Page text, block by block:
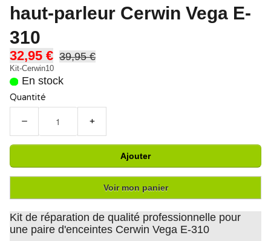
haut-parleur Cerwin Vega E-
310
32,95 € 39,95 €
Kit-Cerwin10
En stock
Quantité
− +
Ajouter
Voir mon panier
Kit de réparation de qualité professionnelle pour
une paire d'enceintes Cerwin Vega E-310